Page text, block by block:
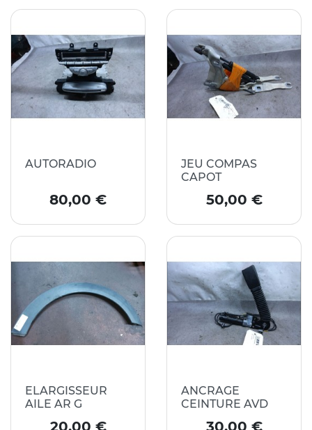
AUTORADIO
Prix
80,00 €
JEU COMPAS
CAPOT
Prix
50,00 €
ELARGISSEUR
AILE AR G
Prix
20,00 €
ANCRAGE
CEINTURE AVD
Prix
30,00 €